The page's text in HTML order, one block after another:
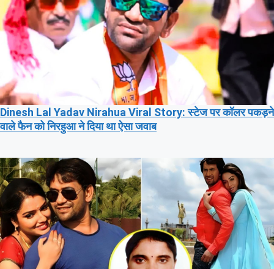
Dinesh Lal Yadav Nirahua Viral Story: स्टेज पर कॉलर पकड़ने
वाले फैन को निरहुआ ने दिया था ऐसा जवाब